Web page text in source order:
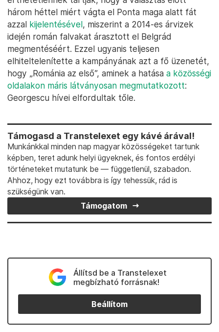
három héttel miért vágta el Ponta maga alatt fát
azzal kijelentésével, miszerint a 2014-es árvizek
idején román falvakat árasztott el Belgrád
megmentéséért. Ezzel ugyanis teljesen
elhiteltelenítette a kampányának azt a fő üzenetét,
hogy „Románia az első”, aminek a hatása a közösségi
oldalakon máris látványosan megmutatkozott:
Georgescu hívei elfordultak tőle.
Támogasd a Transtelexet egy kávé árával!
Munkánkkal minden nap magyar közösségeket tartunk
képben, teret adunk helyi ügyeknek, és fontos erdélyi
történeteket mutatunk be — függetlenül, szabadon.
Ahhoz, hogy ezt továbbra is így tehessük, rád is
szükségünk van.
Támogatom
Állítsd be a Transtelexet
megbízható forrásnak!
Beállítom